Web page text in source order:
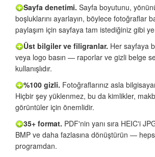
Sayfa denetimi. Sayfa boyutunu,
boşluklarını ayarlayın, böylece fotoğraflar
paylaşım için sayfaya tam istediğiniz gibi
Üst bilgiler ve filigranlar. Her sayfaya
veya logo basın — raporlar ve gizli belge
kullanışlıdır.
%100 gizli. Fotoğraflarınız asla
Hiçbir şey yüklenmez, bu da kimlikler,
görüntüler için önemlidir.
35+ format. PDF'nin yanı sıra HEIC'i
BMP ve daha fazlasına dönüştürün —
programdan.